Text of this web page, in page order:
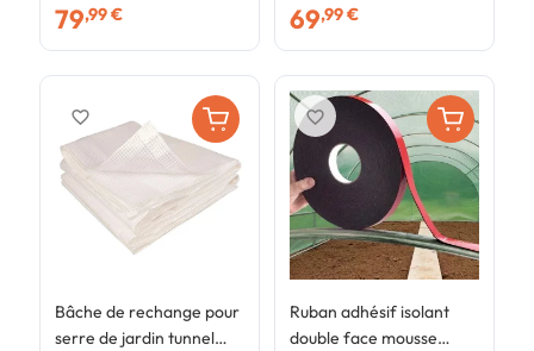
CRIMÉE blanche toutes
79,99 €
Bâche de rechange pour
serre de jardin tunnel
favorite_border
CRIMÉE verte
69,99 €
Ruban adhésif isolant
double face mousse
favorite_border